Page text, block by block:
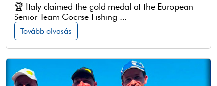
🏆 Italy claimed the gold medal at the European
Senior Team Coarse Fishing ...
Tovább olvasás